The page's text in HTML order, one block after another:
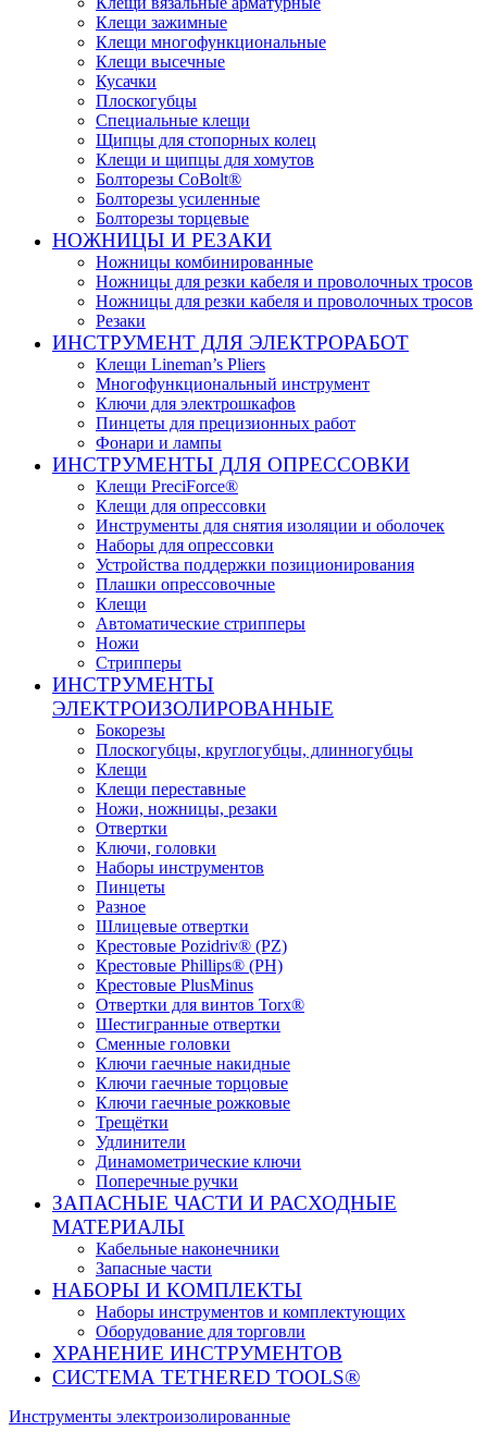
Клещи зажимные
Клещи многофункциональные
Клещи высечные
Кусачки
Плоскогубцы
Специальные клещи
Щипцы для стопорных колец
Клещи и щипцы для хомутов
Болторезы CoBolt®
Болторезы усиленные
Болторезы торцевые
НОЖНИЦЫ И РЕЗАКИ
Ножницы комбинированные
Ножницы для резки кабеля и проволочных тросов
Ножницы для резки кабеля и проволочных тросов
Резаки
ИНСТРУМЕНТ ДЛЯ ЭЛЕКТРОРАБОТ
Клещи Lineman’s Pliers
Многофункциональный инструмент
Ключи для электрошкафов
Пинцеты для прецизионных работ
Фонари и лампы
ИНСТРУМЕНТЫ ДЛЯ ОПРЕССОВКИ
Клещи PreciForce®
Клещи для опрессовки
Инструменты для снятия изоляции и оболочек
Наборы для опрессовки
Устройства поддержки позиционирования
Плашки опрессовочные
Клещи
Автоматические стрипперы
Ножи
Стрипперы
ИНСТРУМЕНТЫ
ЭЛЕКТРОИЗОЛИРОВАННЫЕ
Бокорезы
Плоскогубцы, круглогубцы, длинногубцы
Клещи
Клещи переставные
Ножи, ножницы, резаки
Отвертки
Ключи, головки
Наборы инструментов
Пинцеты
Разное
Шлицевые отвертки
Крестовые Pozidriv® (PZ)
Крестовые Phillips® (PH)
Крестовые PlusMinus
Отвертки для винтов Torx®
Шестигранные отвертки
Сменные головки
Ключи гаечные накидные
Ключи гаечные торцовые
Ключи гаечные рожковые
Трещётки
Удлинители
Динамометрические ключи
Поперечные ручки
ЗАПАСНЫЕ ЧАСТИ И РАСХОДНЫЕ
МАТЕРИАЛЫ
Кабельные наконечники
Запасные части
НАБОРЫ И КОМПЛЕКТЫ
Наборы инструментов и комплектующих
Оборудование для торговли
ХРАНЕНИЕ ИНС­ТРУ­МЕН­ТОВ
СИСТЕМА TETHERED TOOLS®
Инструменты электроизолированные